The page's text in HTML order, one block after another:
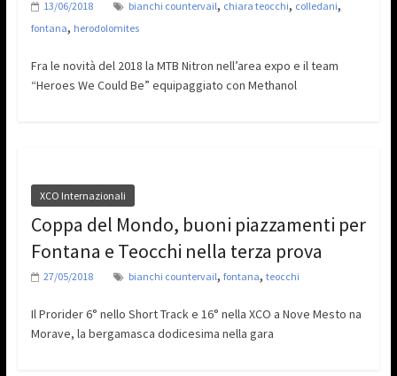
13/06/2018 bianchi countervail, chiara teocchi, colledani,
fontana, herodolomites
Fra le novità del 2018 la MTB Nitron nell’area expo e il team
“Heroes We Could Be” equipaggiato con Methanol
XCO Internazionali
Coppa del Mondo, buoni piazzamenti per
Fontana e Teocchi nella terza prova
27/05/2018 bianchi countervail, fontana, teocchi
Il Prorider 6° nello Short Track e 16° nella XCO a Nove Mesto na
Morave, la bergamasca dodicesima nella gara